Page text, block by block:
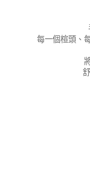
每一個楦頭、